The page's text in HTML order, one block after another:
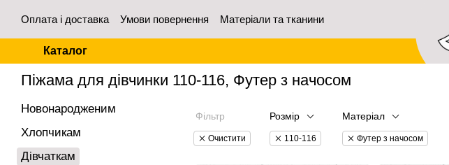
Оплата і доставка Умови повернення
Матеріали та тканини
Каталог
Піжама для дівчинки 110-116, Футер з начосом
Фільтр
Очистити
Розмір
110-116
Матеріал
Футер з начосом
Новонародженим
Хлопчикам
Дівчаткам